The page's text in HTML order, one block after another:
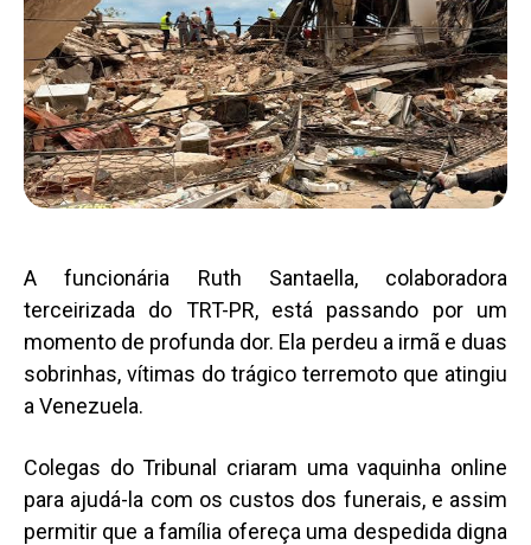
A funcionária Ruth Santaella, colaboradora
terceirizada do TRT-PR, está passando por um
momento de profunda dor. Ela perdeu a irmã e duas
sobrinhas, vítimas do trágico terremoto que atingiu
a Venezuela.
Colegas do Tribunal criaram uma vaquinha online
para ajudá-la com os custos dos funerais, e assim
permitir que a família ofereça uma despedida digna